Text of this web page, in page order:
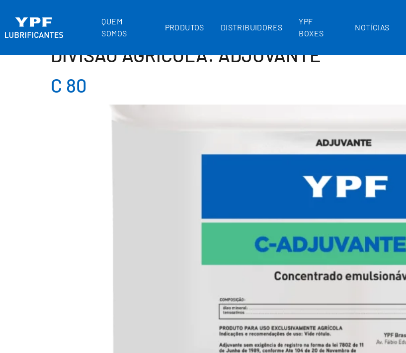
QUEM
SOMOS
PRODUTOS DISTRIBUIDORES
YPF
BOXES
NOTÍCIAS
DIVISÃO AGRICOLA:ADJUVANTE
C 80